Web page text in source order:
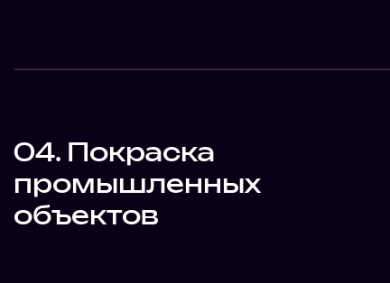
04. Покраска
промышленных
объектов